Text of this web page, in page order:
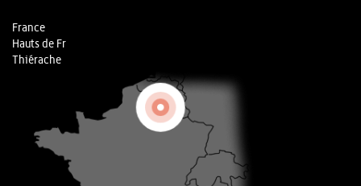
France
Hauts de Fr
Thiérache